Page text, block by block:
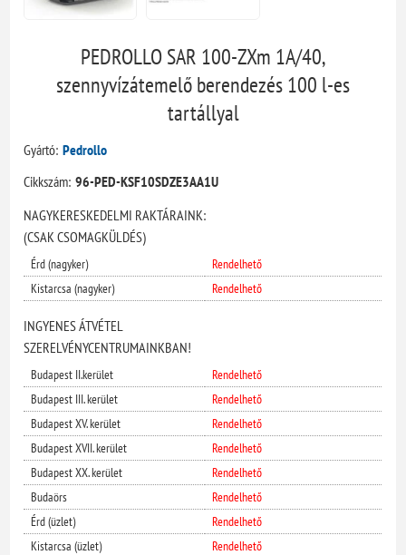
PEDROLLO SAR 100-ZXm 1A/40,
szennyvízátemelő berendezés 100 l-es
tartállyal
Gyártó: Pedrollo
Cikkszám: 96-PED-KSF10SDZE3AA1U
NAGYKERESKEDELMI RAKTÁRAINK:
(CSAK CSOMAGKÜLDÉS)
Érd (nagyker)
Rendelhető
Kistarcsa (nagyker)
Rendelhető
INGYENES ÁTVÉTEL
SZERELVÉNYCENTRUMAINKBAN!
Budapest II.kerület
Rendelhető
Budapest III. kerület
Rendelhető
Budapest XV. kerület
Rendelhető
Budapest XVII. kerület
Rendelhető
Budapest XX. kerület
Rendelhető
Budaörs
Rendelhető
Érd (üzlet)
Rendelhető
Kistarcsa (üzlet)
Rendelhető